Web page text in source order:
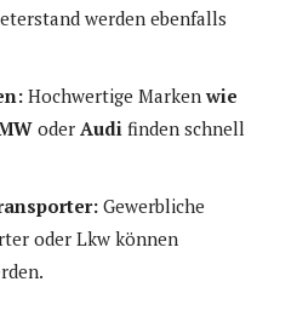
werden ebenfalls
Hochwertige Marken wie
oder Audi finden schnell
Gewerbliche
oder Lkw können